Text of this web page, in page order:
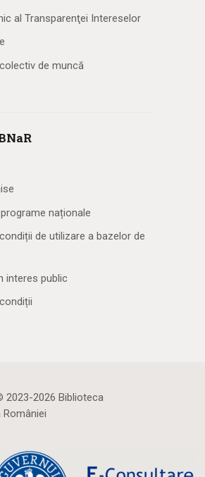
al Transparenţei Intereselor
de muncă
naționale
de utilizare a bazelor de
interes public
2023-2026 Biblioteca